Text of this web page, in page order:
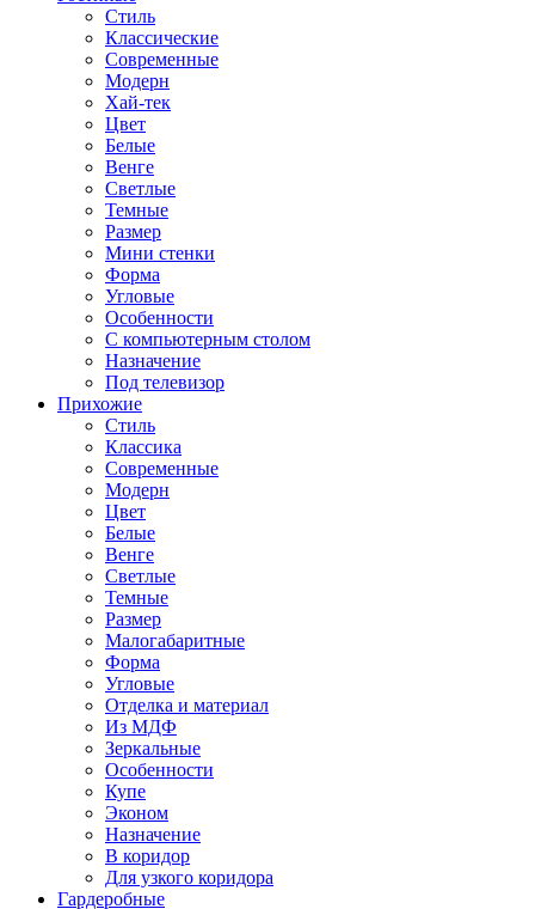
Стиль
Классические
Современные
Модерн
Хай-тек
Цвет
Белые
Венге
Светлые
Темные
Размер
Мини стенки
Форма
Угловые
Особенности
С компьютерным столом
Назначение
Под телевизор
Прихожие
Стиль
Классика
Современные
Модерн
Цвет
Белые
Венге
Светлые
Темные
Размер
Малогабаритные
Форма
Угловые
Отделка и материал
Из МДФ
Зеркальные
Особенности
Купе
Эконом
Назначение
В коридор
Для узкого коридора
Гардеробные